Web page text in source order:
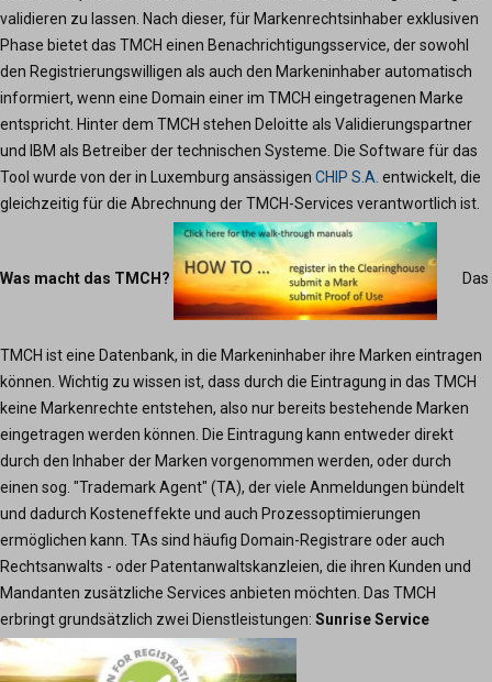
validieren zu lassen. Nach dieser, für Markenrechtsinhaber exklusiven
Phase bietet das TMCH einen Benachrichtigungsservice, der sowohl
den Registrierungswilligen als auch den Markeninhaber automatisch
informiert, wenn eine Domain einer im TMCH eingetragenen Marke
entspricht. Hinter dem TMCH stehen Deloitte als Validierungspartner
und IBM als Betreiber der technischen Systeme. Die Software für das
Tool wurde von der in Luxemburg ansässigen CHIP S.A. entwickelt, die
gleichzeitig für die Abrechnung der TMCH-Services verantwortlich ist.
Was macht das TMCH? Das
TMCH ist eine Datenbank, in die Markeninhaber ihre Marken eintragen
können. Wichtig zu wissen ist, dass durch die Eintragung in das TMCH
keine Markenrechte entstehen, also nur bereits bestehende Marken
eingetragen werden können. Die Eintragung kann entweder direkt
durch den Inhaber der Marken vorgenommen werden, oder durch
einen sog. "Trademark Agent" (TA), der viele Anmeldungen bündelt
und dadurch Kosteneffekte und auch Prozessoptimierungen
ermöglichen kann. TAs sind häufig Domain-Registrare oder auch
Rechtsanwalts - oder Patentanwaltskanzleien, die ihren Kunden und
Mandanten zusätzliche Services anbieten möchten. Das TMCH
erbringt grundsätzlich zwei Dienstleistungen: Sunrise Service